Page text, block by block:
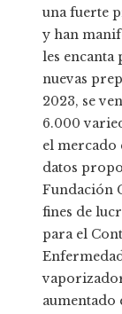
una fuerte
y han
les
nuevas
2023, se
6.000
el mercado
datos
Fundación
fines de
para el
aumentado